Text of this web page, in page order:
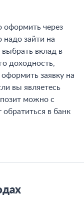
через
зайти на
, выбрать вклад в
доходность,
заявку на
вы являетесь
можно с
в банк